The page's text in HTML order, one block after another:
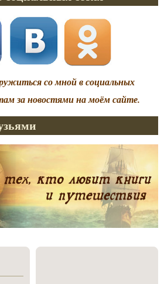
со мной в социальных
за новостями на моём сайте.